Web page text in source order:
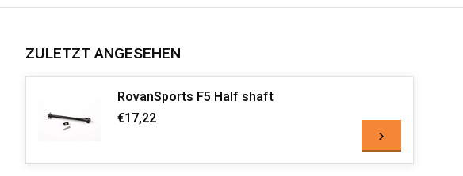
ZULETZT ANGESEHEN
RovanSports F5 Half shaft
€17,22